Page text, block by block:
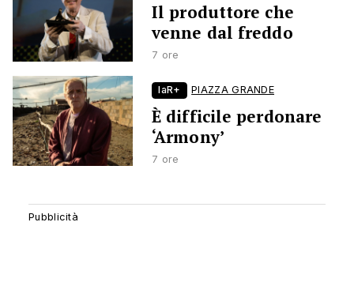
Il produttore che
venne dal freddo
7 ore
laR+ PIAZZA GRANDE
È difficile perdonare
‘Armony’
7 ore